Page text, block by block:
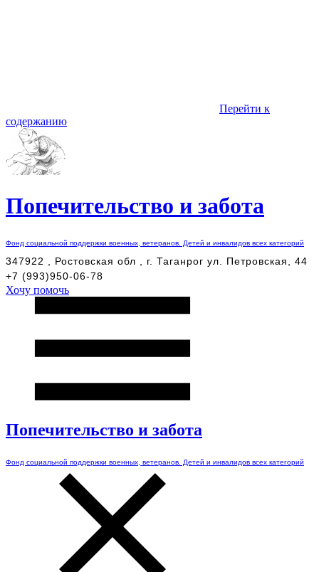
Перейти к
содержанию
Попечительство и забота
Фонд социальной поддержки военных, ветеранов. Детей и инвалидов всех категорий
347922 , Ростовская обл , г. Таганрог ул. Петровская, 44
+7 (993)950-06-78
Хочу помочь
Попечительство и забота
Фонд социальной поддержки военных, ветеранов. Детей и инвалидов всех категорий